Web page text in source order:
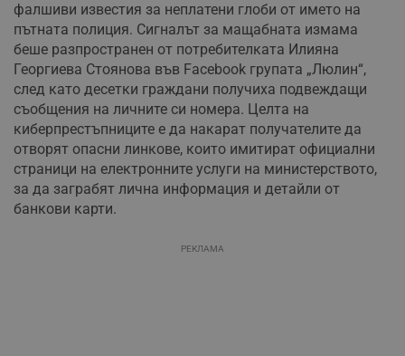
фалшиви известия за неплатени глоби от името на
пътната полиция. Сигналът за мащабната измама
беше разпространен от потребителката Илияна
Георгиева Стоянова във Facebook групата „Люлин“,
след като десетки граждани получиха подвеждащи
съобщения на личните си номера. Целта на
киберпрестъпниците е да накарат получателите да
отворят опасни линкове, които имитират официални
страници на електронните услуги на министерството,
за да заграбят лична информация и детайли от
банкови карти.
РЕКЛАМА